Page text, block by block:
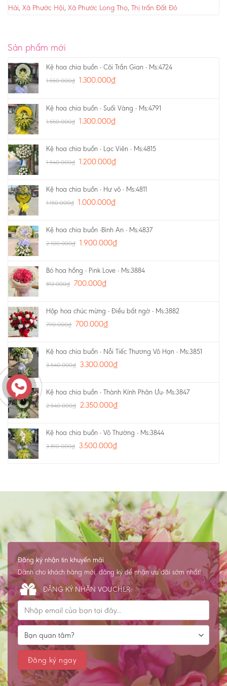
Hải, Xã Phước Hội, Xã Phước Long Thọ, Thị trấn Đất Đỏ
Sản phẩm mới
Kệ hoa chia buồn - Cõi Trần Gian - Ms:4724
1.550.000₫ 1.300.000₫
Kệ hoa chia buồn - Suối Vàng - Ms:4791
1.550.000₫ 1.300.000₫
Kệ hoa chia buồn - Lạc Viên - Ms:4815
1.540.000₫ 1.200.000₫
Kệ hoa chia buồn - Hư vô - Ms:4811
1.150.000₫ 1.000.000₫
Kệ hoa chia buồn -Bình An - Ms:4837
2.100.000₫ 1.900.000₫
Bó hoa hồng - Pink Love - Ms:3884
812.000₫ 700.000₫
Hộp hoa chúc mừng - Điều bất ngờ - Ms:3882
790.000₫ 700.000₫
Kệ hoa chia buồn - Nỗi Tiếc Thương Vô Hạn - Ms:3851
3.540.000₫ 3.300.000₫
Kệ hoa chia buồn - Thành Kính Phân Ưu- Ms:3847
2.540.000₫ 2.350.000₫
Kệ hoa chia buồn - Vô Thường - Ms:3844
3.810.000₫ 3.500.000₫
Đăng ký nhận tin khuyến mãi
Dành cho khách hàng mới, đăng ký để nhận ưu đãi sớm nhất!
ĐĂNG KÝ NHẬN VOUCHER